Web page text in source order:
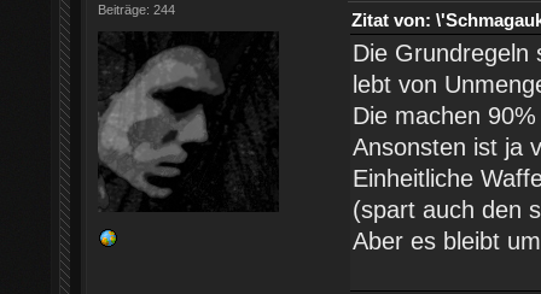
Beiträge: 244
Zitat von:
Die Grundregeln
lebt von
Die machen
Ansonsten ist ja
Einheitliche
(spart auch den
Aber es bleibt